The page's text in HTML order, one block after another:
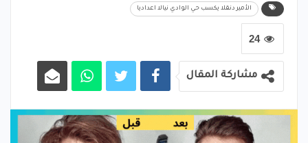
الأمير دنقلا يكسب حي الوادي نيالا اعداديا
24
مشاركة المقال